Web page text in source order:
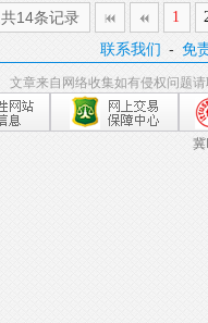
14条记录 1
联系我们 -免
文章来自网络收集如有侵权问题